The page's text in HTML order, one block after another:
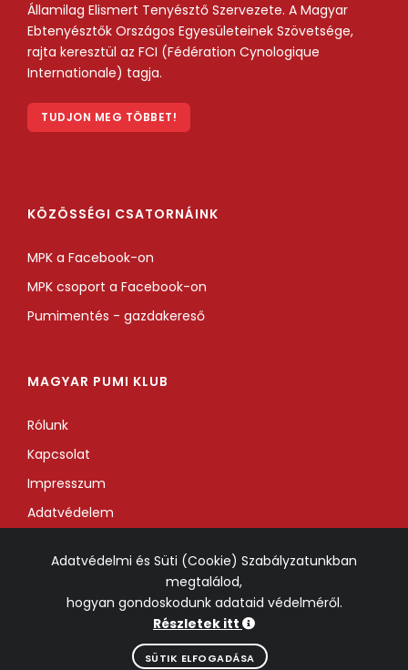
Adatvédelmi és Süti (Cookie) Szabályzatunkban
megtalálod,
hogyan gondoskodunk adataid védelméről.
Részletek itt
SÜTIK ELFOGADÁSA
Államilag Elismert Tenyésztő Szervezete. A Magyar
Ebtenyésztők Országos Egyesületeinek Szövetsége,
rajta keresztül az FCI (Fédération Cynologique
Internationale) tagja.
TUDJON MEG TÖBBET!
KÖZÖSSÉGI CSATORNÁINK
MPK a Facebook-on
MPK csoport a Facebook-on
Pumimentés - gazdakereső
MAGYAR PUMI KLUB
Rólunk
Kapcsolat
Impresszum
Adatvédelem
© 2017-2026 Magyar Pumi Klub. Minden jog fenntartva.